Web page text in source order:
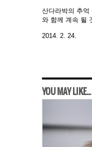
산다라박의 추억
와 함께 계속 될
2014. 2. 24.
YOU MAY LIKE...